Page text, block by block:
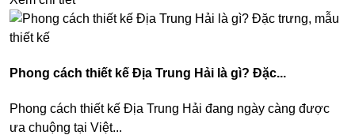
Phong cách thiết kế Địa Trung Hải là gì? Đặc...
Phong cách thiết kế Địa Trung Hải đang ngày càng được
ưa chuộng tại Việt...